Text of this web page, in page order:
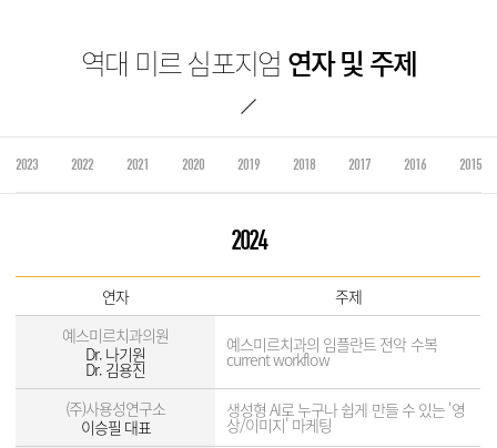
역대 미르 심포지엄 연자 및 주제
2023 2022 2021 2020 2019 2018 2017 2016 2015
2024
연자
주제
예스미르치과의원
Dr. 나기원
Dr. 김용진
예스미르치과의 임플란트 전악 수복
current workflow
(주)사용성연구소
이승필 대표
생성형 AI로 누구나 쉽게 만들 수 있는 '영
상/이미지' 마케팅